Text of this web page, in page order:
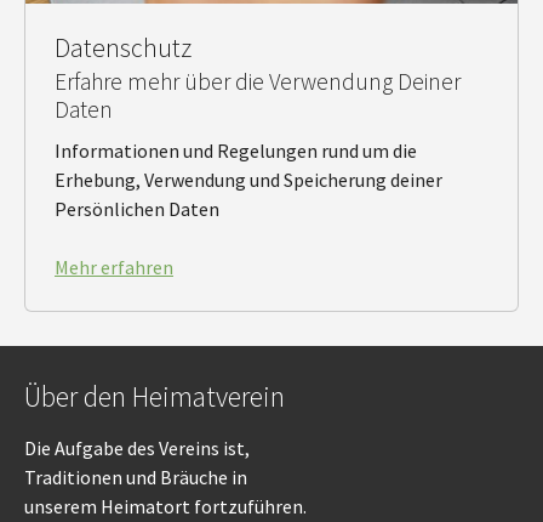
Datenschutz
Erfahre mehr über die Verwendung Deiner
Daten
Informationen und Regelungen rund um die
Erhebung, Verwendung und Speicherung deiner
Persönlichen Daten
Mehr erfahren
Über den Heimatverein
Die Aufgabe des Vereins ist,
Traditionen und Bräuche in
unserem Heimatort fortzuführen.